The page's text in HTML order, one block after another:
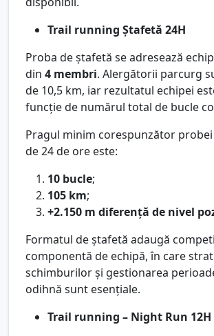
Trail running Ștafetă 24H
Proba de ștafetă se adresează
din 4 membri. Alergătorii parcurg
de 10,5 km, iar rezultatul echipei
funcție de numărul total de bucle
Pragul minim corespunzător
de 24 de ore este:
10 bucle;
105 km;
+2.150 m diferență de nivel
Formatul de ștafetă adaugă
componentă de echipă, în care
schimburilor și gestionarea
odihnă sunt esențiale.
Trail running – Night Run 12H